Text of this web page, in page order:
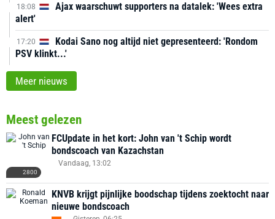
18:08
Ajax waarschuwt supporters na datalek: 'Wees extra
alert'
17:20
Kodai Sano nog altijd niet gepresenteerd: 'Rondom
PSV klinkt...'
Meer nieuws
Meest gelezen
2800
FCUpdate in het kort: John van 't Schip wordt
bondscoach van Kazachstan
Vandaag, 13:02
KNVB krijgt pijnlijke boodschap tijdens zoektocht naar
nieuwe bondscoach